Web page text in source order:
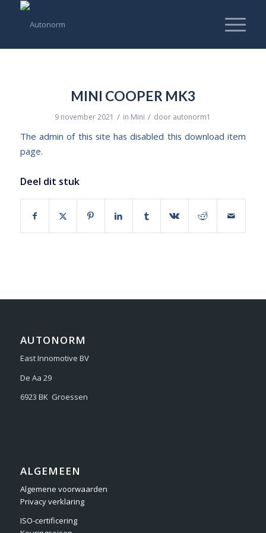
MINI COOPER MK3
9 november 2021 / in Mini / door autonorm1
The admin of this site has disabled this download item
page.
Deel dit stuk
AUTONORM
East Innomotive BV
De Aa 29
6923 BK Groessen
ALGEMEEN
Algemene voorwaarden
Privacy verklaring
ISO-certificering